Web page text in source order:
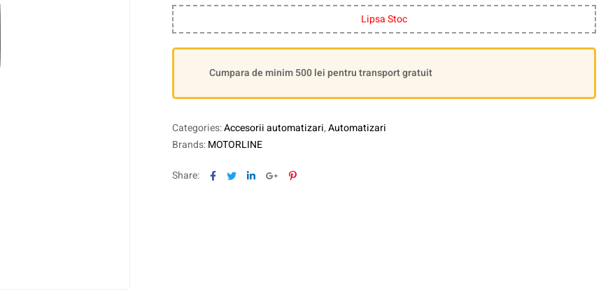
Lipsa Stoc
Cumpara de minim 500 lei pentru transport gratuit
Categories:Accesorii automatizari,Automatizari
Brands:MOTORLINE
Share: Facebook
TwitterLinkedinGoogle+Pinterest